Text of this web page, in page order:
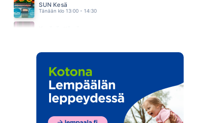
SUN Kesä
Tänään klo 13:00 - 14:30